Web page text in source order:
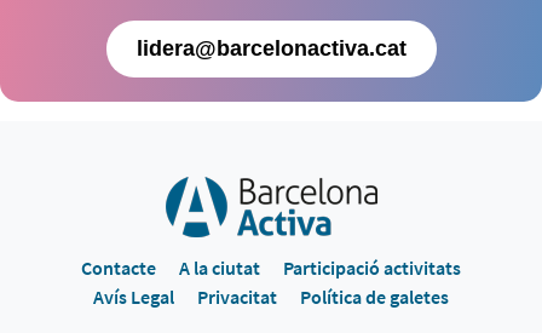
lidera@barcelonactiva.cat
Contacte A la ciutat
Participació activitats
Avís Legal
Privacitat Política de galetes